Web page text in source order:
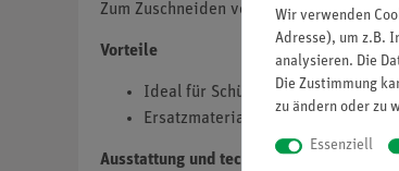
Zum Zuschneiden von Elektroden in der
Vorteile
Ideal für Schülerversuche
Ersatzmaterial für Elektrochemie-
Ausstattung und technische Daten
Wir verwenden
Adresse), um z.B.
analysieren. Die
Die Zustimmung
zu ändern oder zu
Essenziell